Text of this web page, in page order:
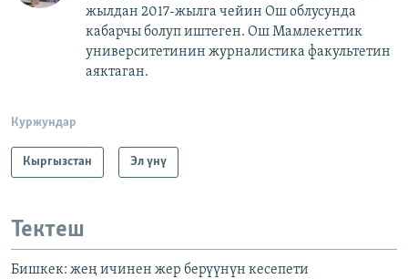
жылдан 2017-жылга чейин Ош облусунда
кабарчы болуп иштеген. Ош Мамлекеттик
университетинин журналистика факультетин
аяктаган.
Куржундар
Кыргызстан Эл үнү
Тектеш
Бишкек: жең ичинен жер берүүнүн кесепети